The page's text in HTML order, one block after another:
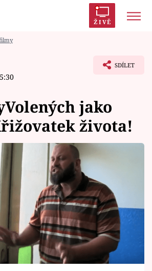
ŽIVĚ
SDÍLET
jako
života!